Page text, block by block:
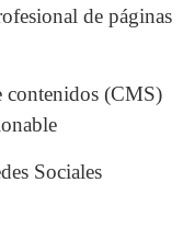
de páginas
contenidos (CMS)
Sociales